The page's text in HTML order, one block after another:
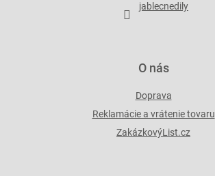
jablecnedily
O nás
Doprava
Reklamácie a vrátenie tovaru
ZakázkovýList.cz